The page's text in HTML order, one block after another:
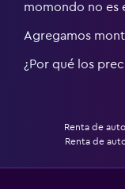
momondo no es
Agregamos
¿Por qué los
Renta de
Renta de